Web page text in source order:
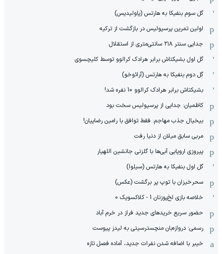
گل سوم بنفیکا به هارتس (پاولیدیس)
اولین تمرین پرسپولیس در بازگشت از ترکیه
جدایی سنتر ۲۱۸ سانتی‌متری از استقلال
گل اول بشیکتاش برابر هرادک کرالوو توسط کلیچسوی
گل دوم بنفیکا به هارتس (آرائوخو)
بشیکتاش برابر هرادک کرالوو 10 نفره شد!
کاظمیان: جدایی از پرسپولیس سخت بود
بیخیال جذب مهاجم: فقط توافق با رامین رضاییان!
مربی سابق میلان از دنیا رفت
پیروزی اروپایی آبی‌ها با گلزنی جانشین اللهیار
گل اول بنفیکا به هارتس (سیلوا)
سحرخیزان با توپ پر برگشت (عکس)
خلاصه بازی لخ‌پوزنان 1 - کلاکسویک 0
حضور سریع خریدهای جدید فراز در خرم آباد
رسمی: دروازه‌بان منچسترسیتی به لیدز پیوست
خیبر با اضافه شدن نفرات جدید، آماده فصل تازه